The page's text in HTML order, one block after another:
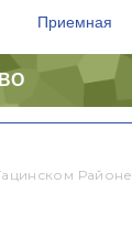
Приемная
Районе